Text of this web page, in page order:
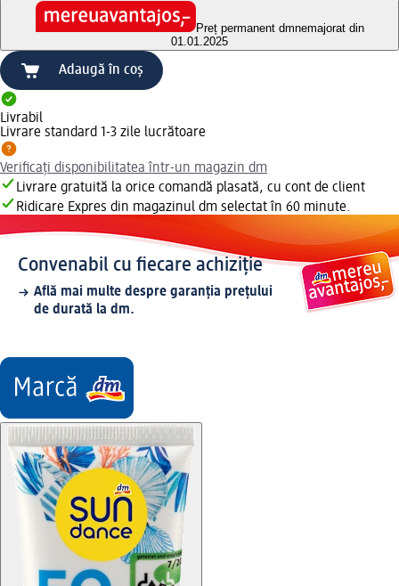
Preț permanent dmnemajorat din
01.01.2025
Adaugă în coș
Livrabil
Livrare standard 1-3 zile lucrătoare
Verificați disponibilitatea într-un magazin dm
Livrare gratuită la orice comandă plasată, cu cont de client
Ridicare Expres din magazinul dm selectat în 60 minute.
Convenabil cu fiecare achiziție
Află mai multe despre garanția prețului
de durată la dm.